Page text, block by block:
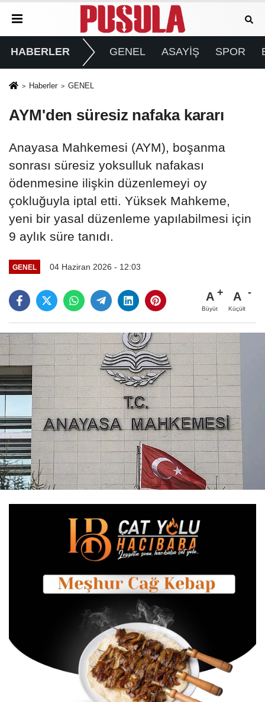
HABERLER GENEL ASAYİŞ SPOR
Haberler GENEL
AYM'den süresiz nafaka kararı
Anayasa Mahkemesi (AYM), boşanma
sonrası süresiz yoksulluk nafakası
ödenmesine ilişkin düzenlemeyi oy
çokluğuyla iptal etti. Yüksek Mahkeme,
yeni bir yasal düzenleme yapılabilmesi için
9 aylık süre tanıdı.
GENEL 04 Haziran 2026 - 12:03
A
Büyüt
A
Küçült